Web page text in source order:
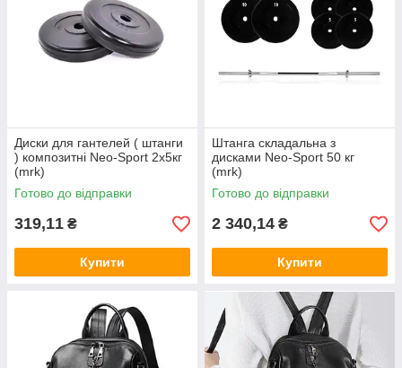
Диски для гантелей ( штанги
) композитні Neo-Sport 2х5кг
(mrk)
Готово до відправки
319,11 ₴
Купити
Штанга складальна з
дисками Neo-Sport 50 кг
(mrk)
Готово до відправки
2 340,14 ₴
Купити